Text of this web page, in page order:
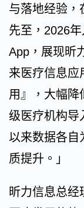
与落地经验，
先至，2026
App，展现昕
来医疗信息应
用』，大幅降
级医疗机构导
以来数据各自
质提升。」
昕力信息总